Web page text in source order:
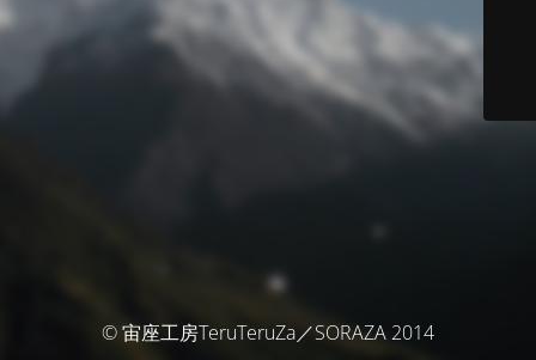
© 宙座工房TeruTeruZa／SORAZA 2014